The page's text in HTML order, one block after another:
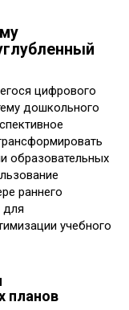
цифрового
дошкольного
образовательных
раннего
для
учебного
планов